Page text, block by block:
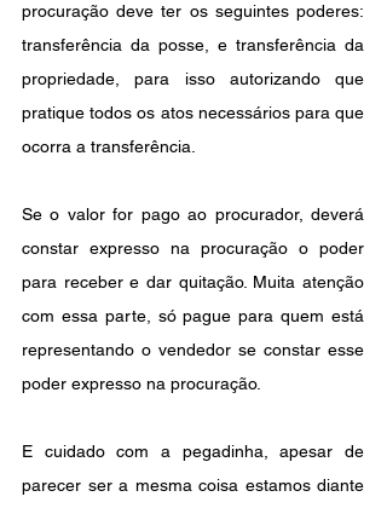
procuração deve ter os seguintes poderes:
transferência da posse, e transferência da
propriedade, para isso autorizando que
pratique todos os atos necessários para que
ocorra a transferência.
Se o valor for pago ao procurador, deverá
constar expresso na procuração o poder
para receber e dar quitação. Muita atenção
com essa parte, só pague para quem está
representando o vendedor se constar esse
poder expresso na procuração.
E cuidado com a pegadinha, apesar de
parecer ser a mesma coisa estamos diante